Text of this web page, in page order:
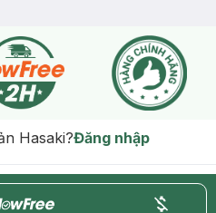
Hasaki?Đăng nhập